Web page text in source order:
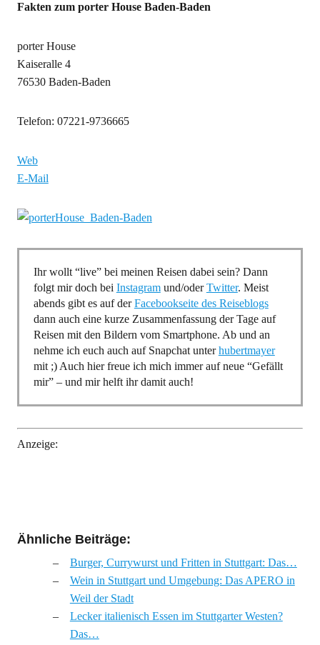
Fakten zum porter House Baden-Baden
porter House
Kaiseralle 4
76530 Baden-Baden
Telefon: 07221-9736665
Web
E-Mail
Ihr wollt “live” bei meinen Reisen dabei sein? Dann
folgt mir doch bei Instagramund/oderTwitter. Meist
abends gibt es auf derFacebookseite des Reiseblogs
dann auch eine kurze Zusammenfassung der Tage auf
Reisen mit den Bildern vom Smartphone. Ab und an
nehme ich euch auch auf Snapchat unterhubertmayer
mit ;) Auch hier freue ich mich immer auf neue “Gefällt
mir” – und mir helft ihr damit auch!
Anzeige:
Ähnliche Beiträge:
Burger, Currywurst und Fritten in Stuttgart: Das…
Wein in Stuttgart und Umgebung: Das APERO in
Weil der Stadt
Lecker italienisch Essen im Stuttgarter Westen?
Das…